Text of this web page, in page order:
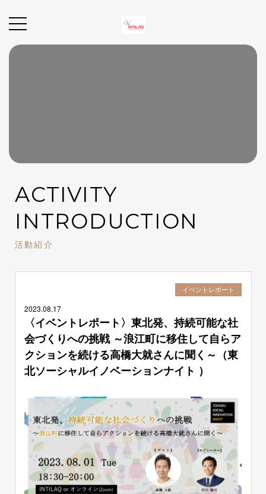
ACTIVITY
INTRODUCTION
活動紹介
イベントレポート
2023.08.17
〈イベントレポート〉東北発、持続可能な社
会づくりへの挑戦 ～浪江町に移住して自らア
クションを続ける高橋大就さんに聞く～（東
北ソーシャルイノベーションナイト ）